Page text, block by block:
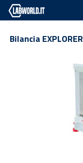
Bilancia EXPLORER